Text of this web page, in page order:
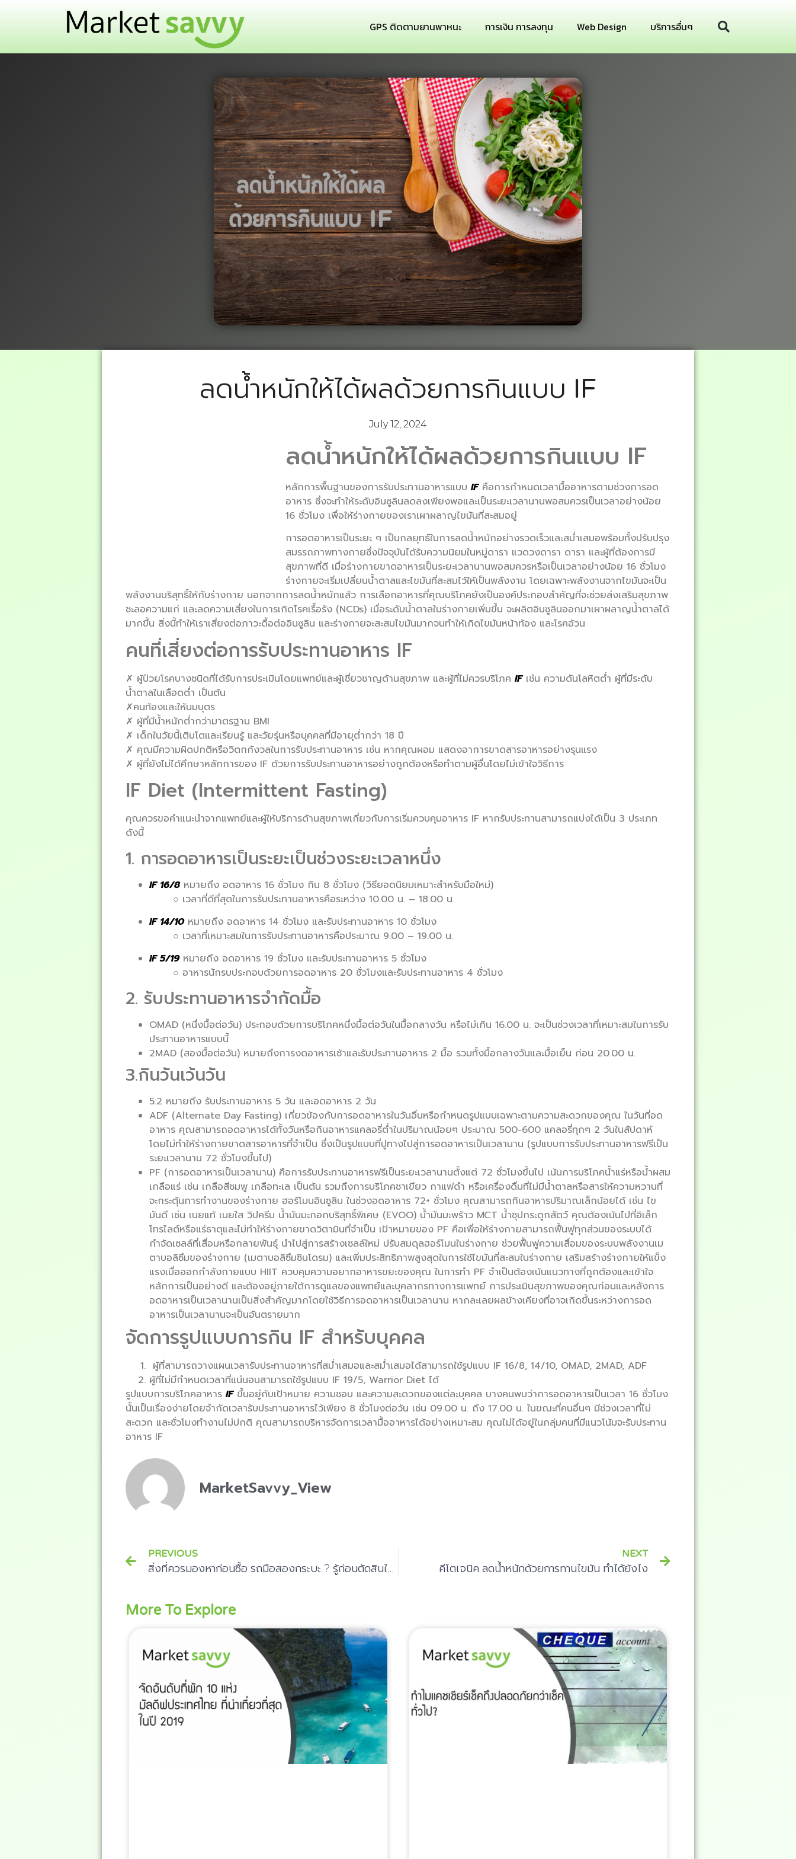
GPS ติดตามยานพาหนะ การเงิน การลงทุน Web Design บริการอื่นๆ
ลดน้ำหนักให้ได้ผลด้วยการกินแบบ IF
July 12, 2024
ลดน้ำหนักให้ได้ผลด้วยการกินแบบ IF
หลักการพื้นฐานของการรับประทานอาหารแบบ IFคือการกำหนดเวลามื้ออาหารตามช่วงการอด
อาหาร ซึ่งจะทำให้ระดับอินซูลินลดลงเพียงพอและเป็นระยะเวลานานพอสมควรเป็นเวลาอย่างน้อย
16 ชั่วโมง เพื่อให้ร่างกายของเราเผาผลาญไขมันที่สะสมอยู่
การอดอาหารเป็นระยะ ๆ เป็นกลยุทธ์ในการลดน้ำหนักอย่างรวดเร็วและสม่ำเสมอพร้อมทั้งปรับปรุง
สมรรถภาพทางกายซึ่งปัจจุบันได้รับความนิยมในหมู่ดารา แวดวงดารา ดารา และผู้ที่ต้องการมี
สุขภาพที่ดี เมื่อร่างกายขาดอาหารเป็นระยะเวลานานพอสมควรหรือเป็นเวลาอย่างน้อย 16 ชั่วโมง
ร่างกายจะเริ่มเปลี่ยนน้ำตาลและไขมันที่สะสมไว้ให้เป็นพลังงาน โดยเฉพาะพลังงานจากไขมันจะเป็น
พลังงานบริสุทธิ์ให้กับร่างกาย นอกจากการลดน้ำหนักแล้ว การเลือกอาหารที่คุณบริโภคยังเป็นองค์ประกอบสำคัญที่จะช่วยส่งเสริมสุขภาพ
ชะลอความแก่ และลดความเสี่ยงในการเกิดโรคเรื้อรัง (NCDs) เมื่อระดับน้ำตาลในร่างกายเพิ่มขึ้น จะผลิตอินซูลินออกมาเผาผลาญน้ำตาลได้
มากขึ้น สิ่งนี้ทำให้เราเสี่ยงต่อภาวะดื้อต่ออินซูลิน และร่างกายจะสะสมไขมันมากจนทำให้เกิดไขมันหน้าท้อง และโรคอ้วน
คนที่เสี่ยงต่อการรับประทานอาหาร IF
✗ ผู้ป่วยโรคบางชนิดที่ได้รับการประเมินโดยแพทย์และผู้เชี่ยวชาญด้านสุขภาพ และผู้ที่ไม่ควรบริโภค IFเช่น ความดันโลหิตต่ำ ผู้ที่มีระดับ
น้ำตาลในเลือดต่ำ เป็นต้น
✗คนท้องและให้นมบุตร
✗ ผู้ที่มีน้ำหนักต่ำกว่ามาตรฐาน BMI
✗ เด็กในวัยนี้เติบโตและเรียนรู้ และวัยรุ่นหรือบุคคลที่มีอายุต่ำกว่า 18 ปี
✗ คุณมีความผิดปกติหรือวิตกกังวลในการรับประทานอาหาร เช่น หากคุณผอม แสดงอาการขาดสารอาหารอย่างรุนแรง
✗ ผู้ที่ยังไม่ได้ศึกษาหลักการของ IF ด้วยการรับประทานอาหารอย่างถูกต้องหรือทำตามผู้อื่นโดยไม่เข้าใจวิธีการ
IF Diet (Intermittent Fasting)
คุณควรขอคำแนะนำจากแพทย์และผู้ให้บริการด้านสุขภาพเกี่ยวกับการเริ่มควบคุมอาหาร IF หากรับประทานสามารถแบ่งได้เป็น 3 ประเภท
ดังนี้
1. การอดอาหารเป็นระยะเป็นช่วงระยะเวลาหนึ่ง
IF 16/8หมายถึง อดอาหาร 16 ชั่วโมง กิน 8 ชั่วโมง (วิธียอดนิยมเหมาะสำหรับมือใหม่)
○ เวลาที่ดีที่สุดในการรับประทานอาหารคือระหว่าง 10.00 น. – 18.00 น.
IF 14/10หมายถึง อดอาหาร 14 ชั่วโมง และรับประทานอาหาร 10 ชั่วโมง
○ เวลาที่เหมาะสมในการรับประทานอาหารคือประมาณ 9.00 – 19.00 น.
IF 5/19หมายถึง อดอาหาร 19 ชั่วโมง และรับประทานอาหาร 5 ชั่วโมง
○ อาหารนักรบประกอบด้วยการอดอาหาร 20 ชั่วโมงและรับประทานอาหาร 4 ชั่วโมง
2. รับประทานอาหารจำกัดมื้อ
OMAD (หนึ่งมื้อต่อวัน) ประกอบด้วยการบริโภคหนึ่งมื้อต่อวันในมื้อกลางวัน หรือไม่เกิน 16.00 น. จะเป็นช่วงเวลาที่เหมาะสมในการรับ
ประทานอาหารแบบนี้
2MAD (สองมื้อต่อวัน) หมายถึงการงดอาหารเช้าและรับประทานอาหาร 2 มื้อ รวมทั้งมื้อกลางวันและมื้อเย็น ก่อน 20.00 น.
3.กินวันเว้นวัน
5:2 หมายถึง รับประทานอาหาร 5 วัน และอดอาหาร 2 วัน
ADF (Alternate Day Fasting) เกี่ยวข้องกับการอดอาหารในวันอื่นหรือกำหนดรูปแบบเฉพาะตามความสะดวกของคุณ ในวันที่อด
อาหาร คุณสามารถอดอาหารได้ทั้งวันหรือกินอาหารแคลอรี่ต่ำในปริมาณน้อยๆ ประมาณ 500-600 แคลอรี่ทุกๆ 2 วันในสัปดาห์
โดยไม่ทำให้ร่างกายขาดสารอาหารที่จำเป็น ซึ่งเป็นรูปแบบที่ปูทางไปสู่การอดอาหารเป็นเวลานาน (รูปแบบการรับประทานอาหารฟรีเป็น
ระยะเวลานาน 72 ชั่วโมงขึ้นไป)
PF (การอดอาหารเป็นเวลานาน) คือการรับประทานอาหารฟรีเป็นระยะเวลานานตั้งแต่ 72 ชั่วโมงขึ้นไป เน้นการบริโภคน้ำแร่หรือน้ำผสม
เกลือแร่ เช่น เกลือสีชมพู เกลือทะเล เป็นต้น รวมถึงการบริโภคชาเขียว กาแฟดำ หรือเครื่องดื่มที่ไม่มีน้ำตาลหรือสารให้ความหวานที่
จะกระตุ้นการทำงานของร่างกาย ฮอร์โมนอินซูลิน ในช่วงอดอาหาร 72+ ชั่วโมง คุณสามารถกินอาหารปริมาณเล็กน้อยได้ เช่น ไข
มันดี เช่น เนยแท้ เนยใส วิปครีม น้ำมันมะกอกบริสุทธิ์พิเศษ (EVOO) น้ำมันมะพร้าว MCT น้ำซุปกระดูกสัตว์ คุณต้องเน้นไปที่อิเล็ก
โทรไลต์หรือแร่ธาตุและไม่ทำให้ร่างกายขาดวิตามินที่จำเป็น เป้าหมายของ PF คือเพื่อให้ร่างกายสามารถฟื้นฟูทุกส่วนของระบบได้
กำจัดเซลล์ที่เสื่อมหรือกลายพันธุ์ นำไปสู่การสร้างเซลล์ใหม่ ปรับสมดุลฮอร์โมนในร่างกาย ช่วยฟื้นฟูความเสื่อมของระบบพลังงานเม
ตาบอลิซึมของร่างกาย (เมตาบอลิซึมซินโดรม) และเพิ่มประสิทธิภาพสูงสุดในการใช้ไขมันที่สะสมในร่างกาย เสริมสร้างร่างกายให้แข็ง
แรงเมื่อออกกำลังกายแบบ HIIT ควบคุมความอยากอาหารขยะของคุณ ในการทำ PF จำเป็นต้องเน้นแนวทางที่ถูกต้องและเข้าใจ
หลักการเป็นอย่างดี และต้องอยู่ภายใต้การดูแลของแพทย์และบุคลากรทางการแพทย์ การประเมินสุขภาพของคุณก่อนและหลังการ
อดอาหารเป็นเวลานานเป็นสิ่งสำคัญมากโดยใช้วิธีการอดอาหารเป็นเวลานาน หากละเลยผลข้างเคียงที่อาจเกิดขึ้นระหว่างการอด
อาหารเป็นเวลานานจะเป็นอันตรายมาก
จัดการรูปแบบการกิน IF สำหรับบุคคล
ผู้ที่สามารถวางแผนเวลารับประทานอาหารที่สม่ำเสมอและสม่ำเสมอได้สามารถใช้รูปแบบ IF 16/8, 14/10, OMAD, 2MAD, ADF
ผู้ที่ไม่มีกำหนดเวลาที่แน่นอนสามารถใช้รูปแบบ IF 19/5, Warrior Diet ได้
รูปแบบการบริโภคอาหาร IFขึ้นอยู่กับเป้าหมาย ความชอบ และความสะดวกของแต่ละบุคคล บางคนพบว่าการอดอาหารเป็นเวลา 16 ชั่วโมง
นั้นเป็นเรื่องง่ายโดยจำกัดเวลารับประทานอาหารไว้เพียง 8 ชั่วโมงต่อวัน เช่น 09.00 น. ถึง 17.00 น. ในขณะที่คนอื่นๆ มีช่วงเวลาที่ไม่
สะดวก และชั่วโมงทำงานไม่ปกติ คุณสามารถบริหารจัดการเวลามื้ออาหารได้อย่างเหมาะสม คุณไม่ได้อยู่ในกลุ่มคนที่มีแนวโน้มจะรับประทาน
อาหาร IF
MarketSavvy_View
PREVIOUS
สิ่งที่ควรมองหาก่อนซื้อ รถมือสองกระบะ ? รู้ก่อนตัดสินใจซื้อจริง
NEXT
คีโตเจนิค ลดน้ำหนักด้วยการทานไขมัน ทำได้ยังไง
More To Explore